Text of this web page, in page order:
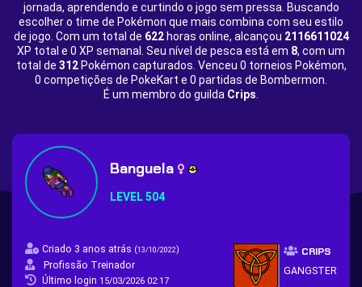
jornada, aprendendo e curtindo o jogo sem pressa. Buscando
escolher o time de Pokémon que mais combina com seu estilo
de jogo. Com um total de 622horas online, alcançou 2116611024
XP total e 0 XP semanal. Seu nível de pesca está em 8, com um
total de 312Pokémon capturados. Venceu 0 torneios Pokémon,
0 competições de PokeKart e 0 partidas de Bombermon.
É um membro do guilda Crips
Banguela
LEVEL 504
Criado 3 anos atrás (13/10/2022)
Profissão Treinador
Último login 15/03/2026 02:17
CRIPS
GANGSTER